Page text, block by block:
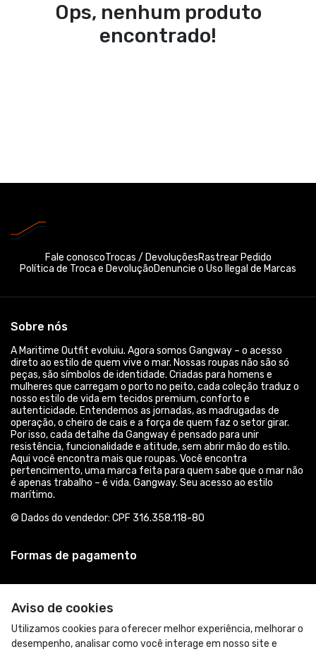
Ops, nenhum produto
encontrado!
Aviso de cookies
Utilizamos cookies para oferecer melhor experiência, melhorar o
desempenho, analisar como você interage em nosso site e
Fale conoscoTrocas / DevoluçõesRastrear Pedido
Política de Troca e DevoluçãoDenuncie o Uso Ilegal de Marcas
Sobre nós
A Maritime Outfit evoluiu. Agora somos Gangway – o acesso
direto ao estilo de quem vive o mar. Nossas roupas não são só
peças, são símbolos de identidade. Criadas para homens e
mulheres que carregam o porto no peito, cada coleção traduz o
nosso estilo de vida em tecidos premium, conforto e
autenticidade. Entendemos as jornadas, as madrugadas de
operação, o cheiro de cais e a força de quem faz o setor girar.
Por isso, cada detalhe da Gangway é pensado para unir
resistência, funcionalidade e atitude, sem abrir mão do estilo.
Aqui você encontra mais que roupas. Você encontra
pertencimento, uma marca feita para quem sabe que o mar não
é apenas trabalho – é vida. Gangway. Seu acesso ao estilo
marítimo.
© Dados do vendedor: CPF 316.358.118-80
Formas de pagamento